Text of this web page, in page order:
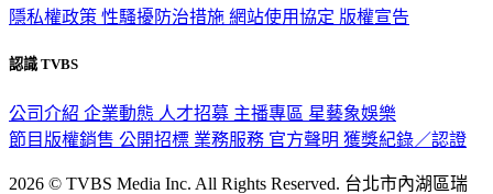
隱私權政策 性騷擾防治措施 網站使用協定 版權宣告
認識 TVBS
公司介紹 企業動態 人才招募 主播專區 星藝象娛樂
節目版權銷售 公開招標 業務服務 官方聲明 獲獎紀錄／認證
2026 © TVBS Media Inc. All Rights Reserved. 台北市內湖區瑞